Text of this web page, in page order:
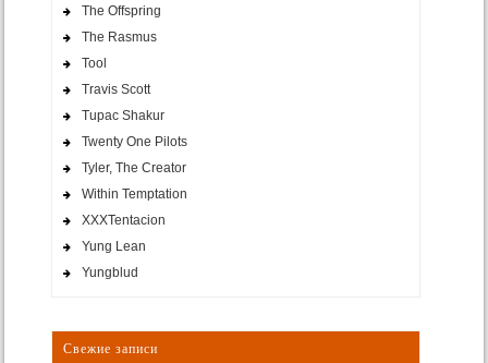
The Offspring
The Rasmus
Tool
Travis Scott
Tupac Shakur
Twenty One Pilots
Tyler, The Creator
Within Temptation
XXXTentacion
Yung Lean
Yungblud
Свежие записи